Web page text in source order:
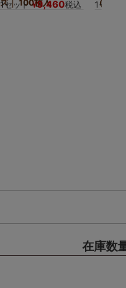
ズ｜ 100枚入
1セット ¥9,460税込
（1000
1セット
在庫数